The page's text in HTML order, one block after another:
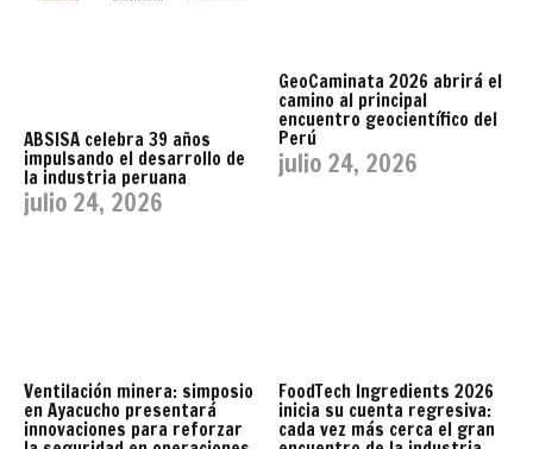
ABSISA celebra 39 años
impulsando el desarrollo de
la industria peruana
julio 24, 2026
GeoCaminata 2026 abrirá el
camino al principal
encuentro geocientífico del
Perú
julio 24, 2026
Ventilación minera: simposio
en Ayacucho presentará
innovaciones para reforzar
FoodTech Ingredients 2026
inicia su cuenta regresiva:
cada vez más cerca el gran